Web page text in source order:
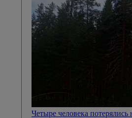
Четыре человека